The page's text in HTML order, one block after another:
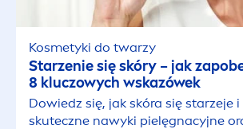
Kosmetyki do twarzy
Starzenie się skóry − jak
8 kluczowych wskazówek
Dowiedz się, jak skóra się starzeje
skuteczne nawyki pielęgnacyjne